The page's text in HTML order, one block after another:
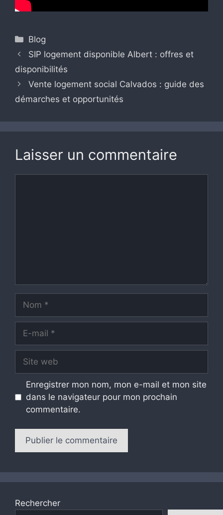
Catégories
Blog
SIP logement disponible Albert : offres et
disponibilités
Vente logement social Calvados : guide des
démarches et opportunités
Laisser un commentaire
Nom
Site
Enregistrer mon nom, mon e-mail et mon site
dans le navigateur pour mon prochain
commentaire.
Rechercher